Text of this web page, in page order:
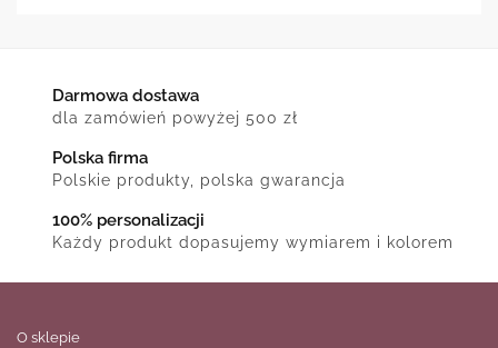
Darmowa dostawa
dla zamówień powyżej 500 zł
Polska firma
Polskie produkty, polska gwarancja
100% personalizacji
Każdy produkt dopasujemy wymiarem i kolorem
O sklepie